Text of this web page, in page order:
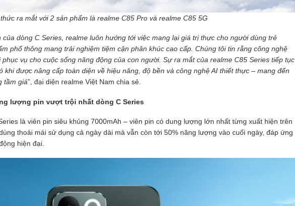
ra mắt với 2 sản phẩm là realme C85 Pro và realme C85 5G
của dòng C Series, realme luôn hướng tới việc mang lại giá trị thực cho người dùng trẻ
phổ thông mang trải nghiệm tiệm cận phân khúc cao cấp. Chúng tôi tin rằng công nghệ
vụ cho cuộc sống năng động của con người. Sự ra mắt của realme C85 Series tiếp tục
khi được nâng cấp toàn diện về hiệu năng, độ bền và công nghệ AI thiết thực – mang đến
tầm giá”, đại diện realme Việt Nam chia sẻ.
lượng pin vượt trội nhất dòng C Series
là viên pin siêu khủng 7000mAh – viên pin có dung lượng lớn nhất từng xuất hiện trên
thoải mái sử dụng cả ngày dài mà vẫn còn tới 50% năng lượng vào cuối ngày, đáp ứng
hiện đại.